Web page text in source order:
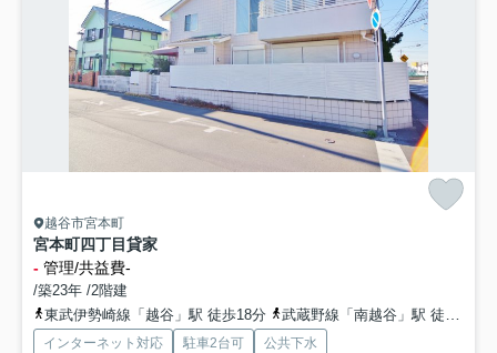
越谷市宮本町
宮本町四丁目貸家
- 管理/共益費-
/築23年 /2階建
東武伊勢崎線「越谷」駅 徒歩18分
武蔵野線「南越谷」駅 徒歩27分
インターネット対応 駐車2台可 公共下水